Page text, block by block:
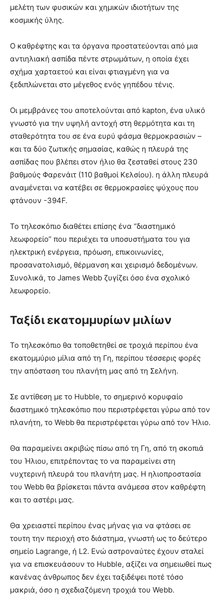
μελέτη των φυσικών και χημικών ιδιοτήτων της
κοσμικής ύλης.
Ο καθρέφτης και τα όργανα προστατεύονται από μια
αντιηλιακή ασπίδα πέντε στρωμάτων, η οποία έχει
σχήμα χαρταετού και είναι φτιαγμένη για να
ξεδιπλώνεται στο μέγεθος ενός γηπέδου τένις.
Οι μεμβράνες του αποτελούνται από kapton, ένα υλικό
γνωστό για την υψηλή αντοχή στη θερμότητα και τη
σταθερότητα του σε ένα ευρύ φάσμα θερμοκρασιών –
και τα δύο ζωτικής σημασίας, καθώς η πλευρά της
ασπίδας που βλέπει στον ήλιο θα ζεσταθεί στους 230
βαθμούς Φαρενάιτ (110 βαθμοί Κελσίου). η άλλη πλευρά
αναμένεται να κατέβει σε θερμοκρασίες ψύχους που
φτάνουν -394F.
Το τηλεσκόπιο διαθέτει επίσης ένα “διαστημικό
λεωφορείο” που περιέχει τα υποσυστήματα του για
ηλεκτρική ενέργεια, πρόωση, επικοινωνίες,
προσανατολισμό, θέρμανση και χειρισμό δεδομένων.
Συνολικά, το James Webb ζυγίζει όσο ένα σχολικό
λεωφορείο.
Ταξίδι εκατομμυρίων μιλίων
Το τηλεσκόπιο θα τοποθετηθεί σε τροχιά περίπου ένα
εκατομμύριο μίλια από τη Γη, περίπου τέσσερις φορές
την απόσταση του πλανήτη μας από τη Σελήνη.
Σε αντίθεση με το Hubble, το σημερινό κορυφαίο
διαστημικό τηλεσκόπιο που περιστρέφεται γύρω από τον
πλανήτη, το Webb θα περιστρέφεται γύρω από τον Ήλιο.
Θα παραμείνει ακριβώς πίσω από τη Γη, από τη σκοπιά
του Ήλιου, επιτρέποντας το να παραμείνει στη
νυχτερινή πλευρά του πλανήτη μας. Η ηλιοπροστασία
του Webb θα βρίσκεται πάντα ανάμεσα στον καθρέφτη
και το αστέρι μας.
Θα χρειαστεί περίπου ένας μήνας για να φτάσει σε
τουτη την περιοχή στο διάστημα, γνωστή ως το δεύτερο
σημείο Lagrange, ή L2. Ενώ αστροναύτες έχουν σταλεί
για να επισκευάσουν το Hubble, αξίζει να σημειωθεί πως
κανένας άνθρωπος δεν έχει ταξιδέψει ποτέ τόσο
μακριά, όσο η σχεδιαζόμενη τροχιά του Webb.